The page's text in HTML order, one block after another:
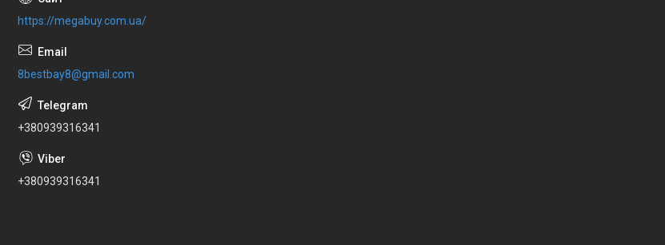
https://megabuy.com.ua/
8bestbay8@gmail.com
+380939316341
+380939316341